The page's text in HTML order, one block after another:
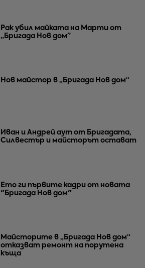
Рак убил майката на Марти от
„Бригада Нов дом”
Нов майстор в „Бригада Нов дом“
Иван и Андрей аут от Бригадата,
Силвестър и майсторът остават
Ето ги първите кадри от новата
"Бригада Нов дом"
Майсторите в „Бригада Нов дом“
отказват ремонт на порутена
къща